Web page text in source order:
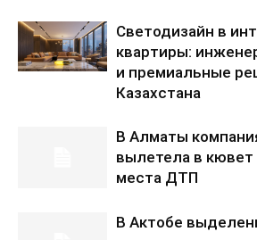
Светодизайн в
квартиры:
и премиальные
Казахстана
В Алматы
вылетела в кювет
места ДТП
В Актобе